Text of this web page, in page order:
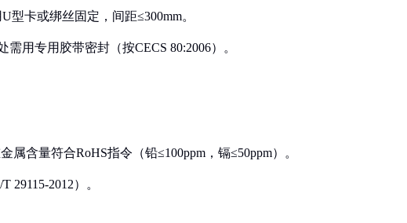
型卡或绑丝固定，间距≤300mm。
需用专用胶带密封（按CECS 80:2006）。
属含量符合RoHS指令（铅≤100ppm，镉≤50ppm）。
29115-2012）。